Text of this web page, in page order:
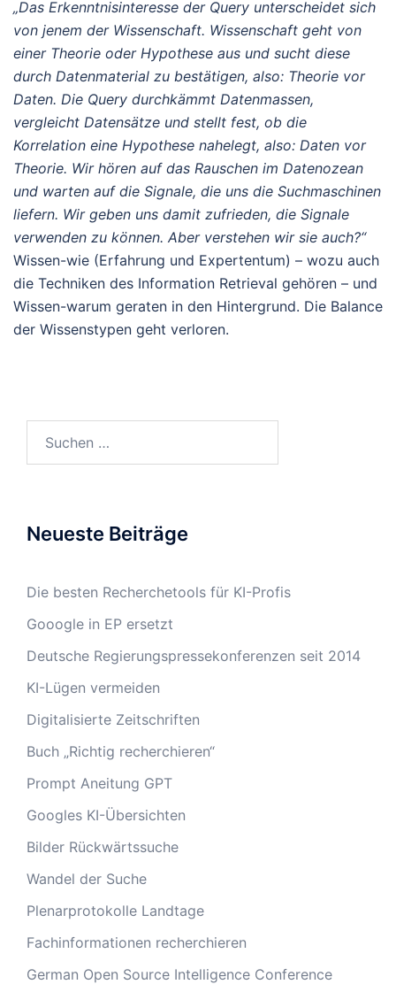
„Das Erkenntnisinteresse der Query unterscheidet sich
von jenem der Wissenschaft. Wissenschaft geht von
einer Theorie oder Hypothese aus und sucht diese
durch Datenmaterial zu bestätigen, also: Theorie vor
Daten. Die Query durchkämmt Datenmassen,
vergleicht Datensätze und stellt fest, ob die
Korrelation eine Hypothese nahelegt, also: Daten vor
Theorie. Wir hören auf das Rauschen im Datenozean
und warten auf die Signale, die uns die Suchmaschinen
liefern. Wir geben uns damit zufrieden, die Signale
verwenden zu können. Aber verstehen wir sie auch?“
Wissen-wie (Erfahrung und Expertentum) – wozu auch
die Techniken des Information Retrieval gehören – und
Wissen-warum geraten in den Hintergrund. Die Balance
der Wissenstypen geht verloren.
Neueste Beiträge
Die besten Recherchetools für KI-Profis
Gooogle in EP ersetzt
Deutsche Regierungspressekonferenzen seit 2014
KI-Lügen vermeiden
Digitalisierte Zeitschriften
Buch „Richtig recherchieren“
Prompt Aneitung GPT
Googles KI-Übersichten
Bilder Rückwärtssuche
Wandel der Suche
Plenarprotokolle Landtage
Fachinformationen recherchieren
German Open Source Intelligence Conference